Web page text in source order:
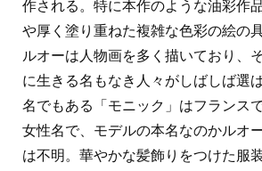
作される。特に本作のような油彩作
や厚く塗り重ねた複雑な色彩の絵の
ルオーは人物画を多く描いており、
に生きる名もなき人々がしばしば選
名でもある「モニック」はフランス
女性名で、モデルの本名なのかルオ
は不明。華やかな髪飾りをつけた服